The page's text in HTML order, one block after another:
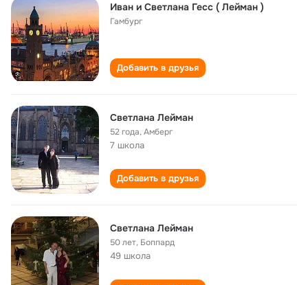
Иван и Светлана Гесс ( Лейман )
Гамбург
Добавить в друзья
Светлана Лейман
52 года,Амберг
7 школа
Добавить в друзья
Светлана Лейман
50 лет, Боппард
49 школа